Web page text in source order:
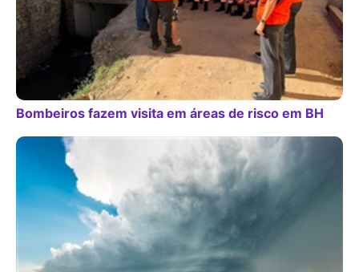
Bombeiros fazem visita em áreas de risco em BH